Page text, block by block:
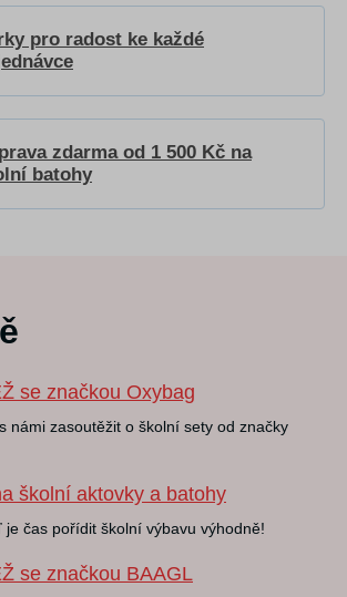
pro radost ke každé
zdarma od 1 500 Kč na
batohy
se značkou Oxybag
námi zasoutěžit o školní sety od značky
školní aktovky a batohy
je čas pořídit školní výbavu výhodně!
se značkou BAAGL